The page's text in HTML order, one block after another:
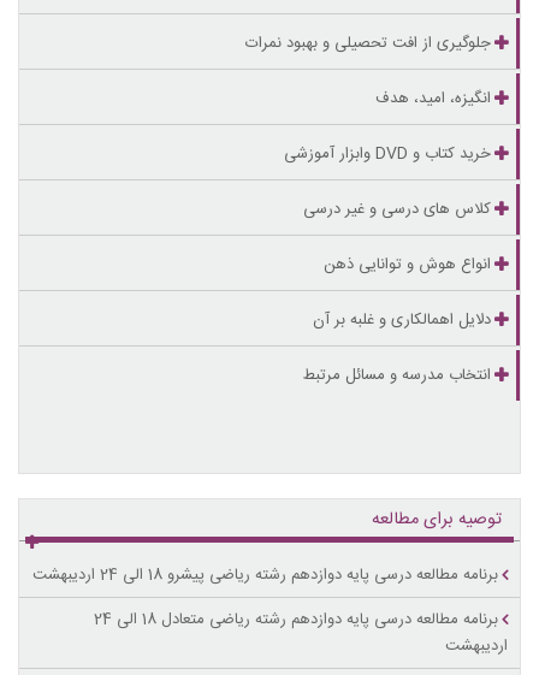
جلوگیری از افت تحصیلی و بهبود نمرات
انگیزه، امید، هدف
خرید کتاب و DVD وابزار آموزشی
کلاس های درسی و غیر درسی
انواع هوش و توانایی ذهن
دلایل اهمالکاری و غلبه بر آن
انتخاب مدرسه و مسائل مرتبط
توصیه برای مطالعه
برنامه مطالعه درسی پایه دوازدهم رشته ریاضی پیشرو 18 الی 24 اردیبهشت
برنامه مطالعه درسی پایه دوازدهم رشته ریاضی متعادل 18 الی 24
اردیبهشت